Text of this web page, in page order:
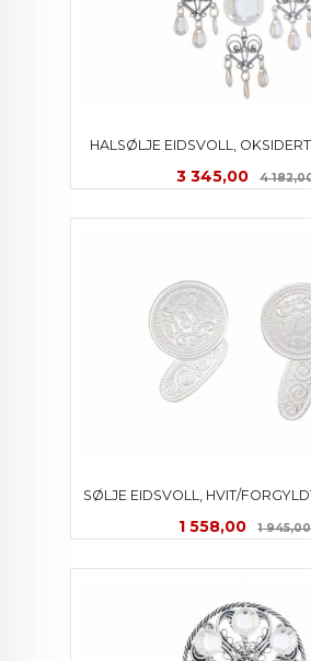
HALSØLJE EIDSVOLL,
Tilbud
3 345,00 4
SØLJE EIDSVOLL, HVIT/
Tilbud
1 558,00 1 945,00